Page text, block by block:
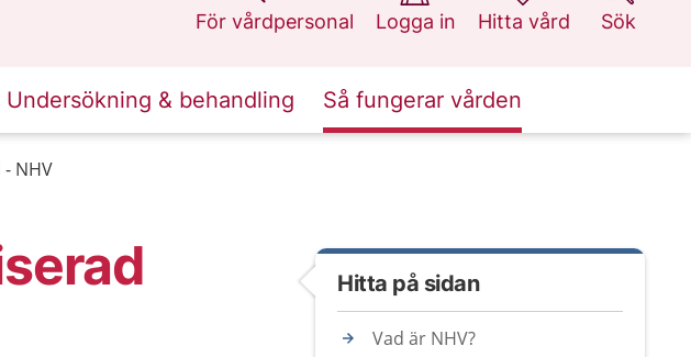
För vårdpersonal
Logga in
Hitta vård
Sök
Undersökning & behandling Så fungerar vården
NHV
Hitta på sidan
Vad är NHV?